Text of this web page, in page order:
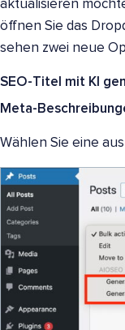
aktualisieren
öffnen Sie das
sehen zwei neue
SEO-Titel mit KI
Meta-
Wählen Sie eine